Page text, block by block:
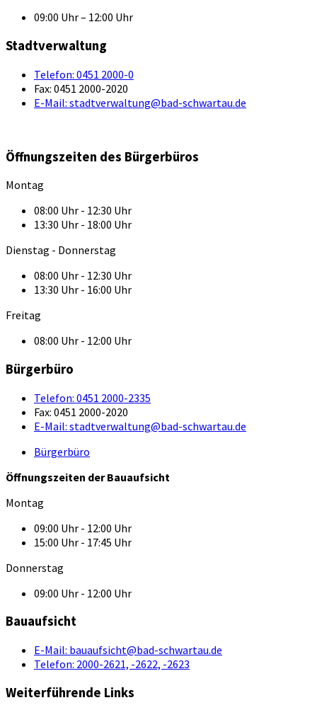
09:00 Uhr – 12:00 Uhr
Stadtverwaltung
Telefon: 0451 2000-0
Fax: 0451 2000-2020
E-Mail: stadtverwaltung@bad-schwartau.de
Öffnungszeiten des Bürgerbüros
Montag
08:00 Uhr - 12:30 Uhr
13:30 Uhr - 18:00 Uhr
Dienstag - Donnerstag
08:00 Uhr - 12:30 Uhr
13:30 Uhr - 16:00 Uhr
Freitag
08:00 Uhr - 12:00 Uhr
Bürgerbüro
Telefon: 0451 2000-2335
Fax: 0451 2000-2020
E-Mail: stadtverwaltung@bad-schwartau.de
Bürgerbüro
Öffnungszeiten der Bauaufsicht
Montag
09:00 Uhr - 12:00 Uhr
15:00 Uhr - 17:45 Uhr
Donnerstag
09:00 Uhr - 12:00 Uhr
Bauaufsicht
E-Mail: bauaufsicht@bad-schwartau.de
Telefon: 2000-2621, -2622, -2623
Weiterführende Links